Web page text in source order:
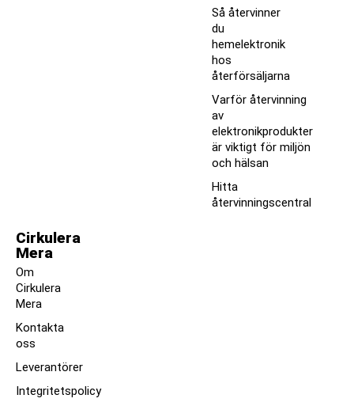
Så återvinner
du
hemelektronik
hos
återförsäljarna
Varför återvinning
av
elektronikprodukter
är viktigt för miljön
och hälsan
Hitta
återvinningscentral
Cirkulera
Mera
Om
Cirkulera
Mera
Kontakta
oss
Leverantörer
Integritetspolicy